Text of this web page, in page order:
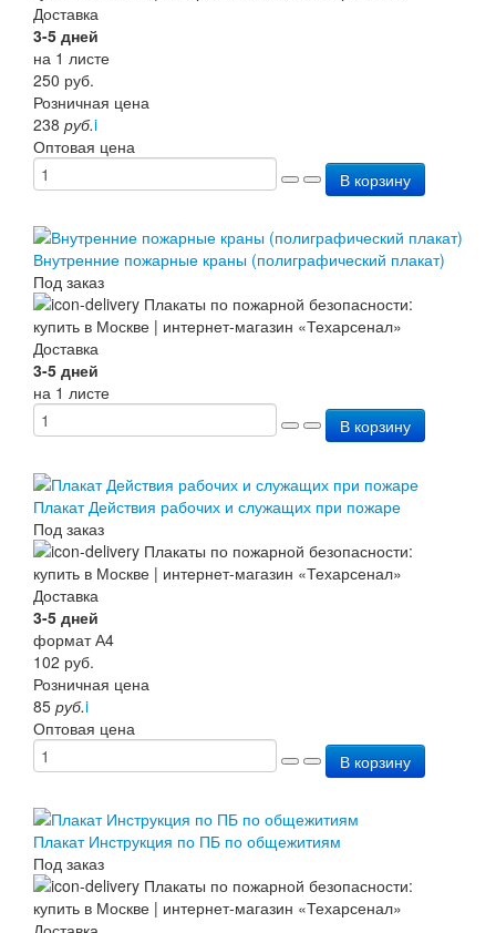
Доставка
3-5 дней
на 1 листе
250 руб.
Розничная цена
238 руб.i
Оптовая цена
В корзину
Внутренние пожарные краны (полиграфический плакат)
Под заказ
Доставка
3-5 дней
на 1 листе
В корзину
Плакат Действия рабочих и служащих при пожаре
Под заказ
Доставка
3-5 дней
формат А4
102 руб.
Розничная цена
85 руб.i
Оптовая цена
В корзину
Плакат Инструкция по ПБ по общежитиям
Под заказ